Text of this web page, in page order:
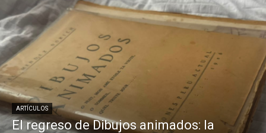
ARTÍCULOS
El regreso de Dibujos animados: la